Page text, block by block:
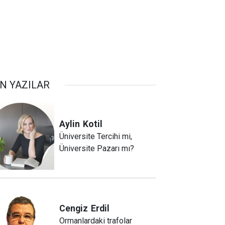
YAZILAR
Aylin Kotil
Üniversite Tercihi mi,
Üniversite Pazarı mı?
Cengiz Erdil
Ormanlardaki trafolar